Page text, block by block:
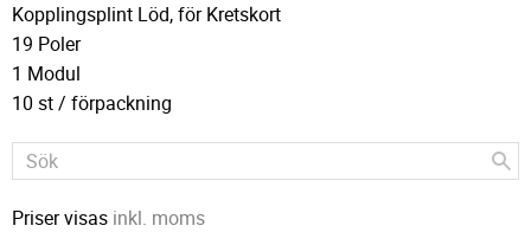
Kopplingsplint Löd, för Kretskort
19 Poler
1 Modul
10 st / förpackning
Priser visas inkl. moms